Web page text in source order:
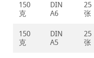
150
克
DIN
A6
25
张
150
克
DIN
A5
25
张